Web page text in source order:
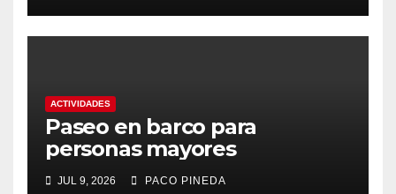
ACTIVIDADES
Paseo en barco para
personas mayores
JUL 9, 2026 PACO PINEDA